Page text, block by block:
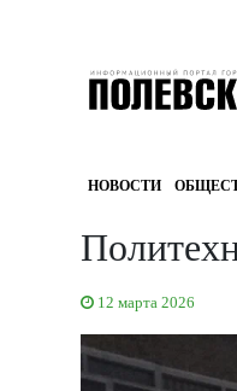
НОВОСТИ
12 марта 2026